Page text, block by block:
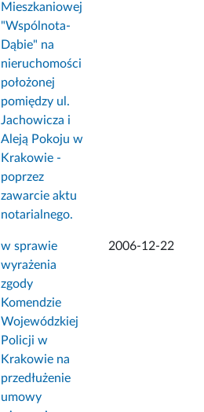
Mieszkaniowej
"Wspólnota-
Dąbie" na
nieruchomości
położonej
pomiędzy ul.
Jachowicza i
Aleją Pokoju w
Krakowie -
poprzez
zawarcie aktu
notarialnego.
w sprawie
wyrażenia
zgody
Komendzie
Wojewódzkiej
Policji w
Krakowie na
przedłużenie
umowy
2006-12-22